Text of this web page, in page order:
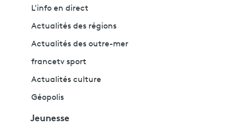
L'info en direct
Actualités des régions
Actualités des outre-mer
francetv sport
Actualités culture
Géopolis
Jeunesse